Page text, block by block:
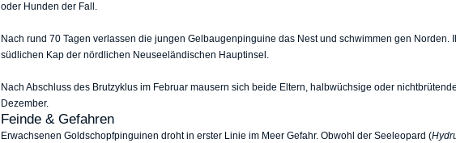
oder Hunden der Fall.
Nach rund 70 Tagen verlassen die jungen Gelbaugenpinguine das Nest und schwimmen gen Norden.
südlichen Kap der nördlichen Neuseeländischen Hauptinsel.
Nach Abschluss des Brutzyklus im Februar mausern sich beide Eltern, halbwüchsige oder
Dezember.
Feinde & Gefahren
Erwachsenen Goldschopfpinguinen droht in erster Linie im Meer Gefahr. Obwohl der Seeleopard (